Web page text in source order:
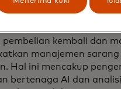
tahun 2023, ia
Bea), melengkapi ribuan
pembelian kembali dan
manajemen
Hal ini mencakup
bertenaga AI dan